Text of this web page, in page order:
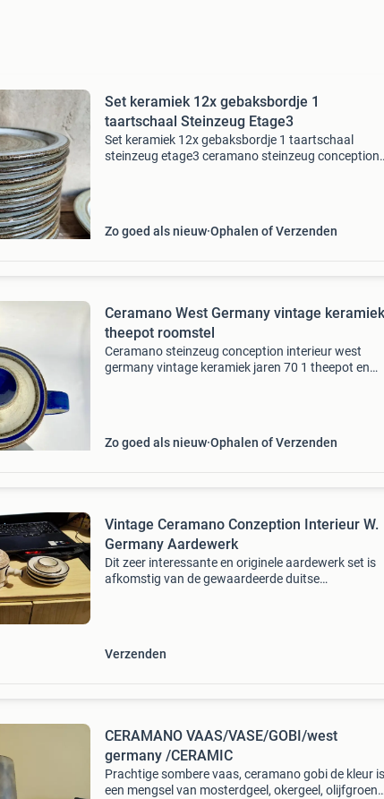
Set keramiek 12x gebaksbordje 1
taartschaal Steinzeug Etage3
Set keramiek 12x gebaksbordje 1 taartschaal
steinzeug etage3 ceramano steinzeug conception
Zo goed als nieuw Ophalen of Verzenden
Ceramano West Germany vintage keramiek
theepot roomstel
Ceramano steinzeug conception interieur west
germany vintage keramiek jaren 70 1 theepot en
Zo goed als nieuw Ophalen of Verzenden
Vintage Ceramano Conzeption Interieur W.
Germany Aardewerk
Dit zeer interessante en originele aardewerk set is
afkomstig van de gewaardeerde duitse
Verzenden
CERAMANO VAAS/VASE/GOBI/west
germany /CERAMIC
Prachtige sombere vaas, ceramano gobi de kleur is
een mengsel van mosterdgeel, okergeel, olijfgroen